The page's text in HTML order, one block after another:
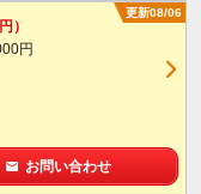
更新08/06
）
円
お問い合わせ